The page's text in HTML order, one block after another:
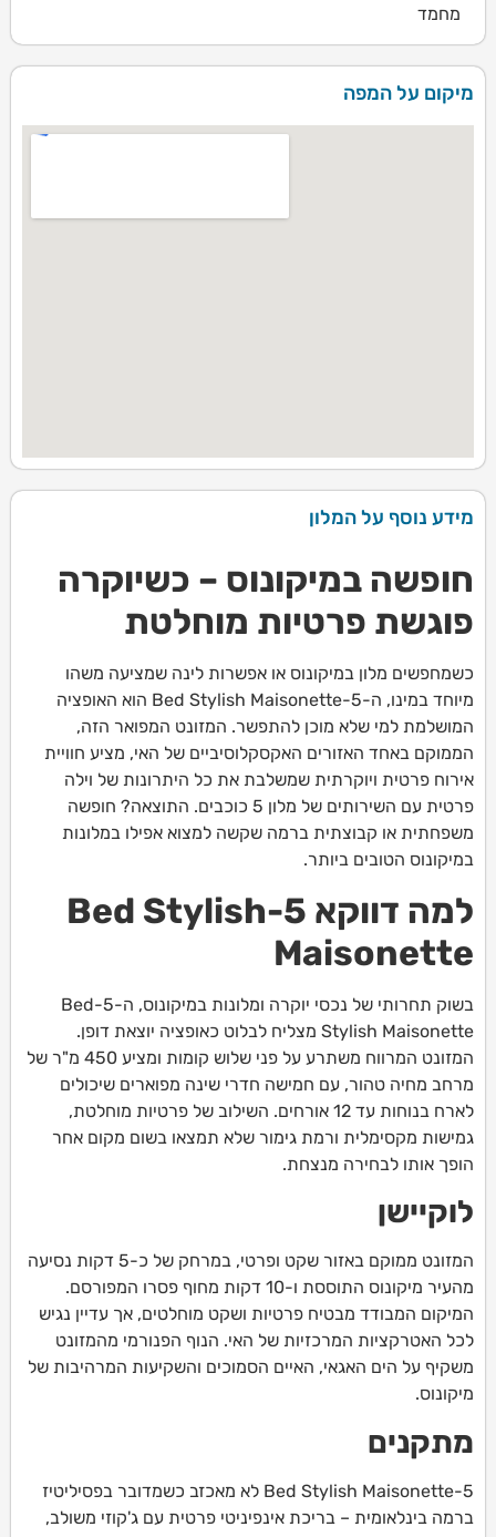
מחמד
מיקום על המפה
מידע נוסף על המלון
חופשה במיקונוס – כשיוקרה
פוגשת פרטיות מוחלטת
כשמחפשים מלון במיקונוס או אפשרות לינה שמציעה משהו
מיוחד במינו, ה-5-Bed Stylish Maisonette הוא האופציה
המושלמת למי שלא מוכן להתפשר. המזונט המפואר הזה,
הממוקם באחד האזורים האקסקלוסיביים של האי, מציע חוויית
אירוח פרטית ויוקרתית שמשלבת את כל היתרונות של וילה
פרטית עם השירותים של מלון 5 כוכבים. התוצאה? חופשה
משפחתית או קבוצתית ברמה שקשה למצוא אפילו במלונות
במיקונוס הטובים ביותר.
למה דווקא 5-Bed Stylish
Maisonette
בשוק תחרותי של נכסי יוקרה ומלונות במיקונוס, ה-5-Bed
Stylish Maisonette מצליח לבלוט כאופציה יוצאת דופן.
המזונט המרווח משתרע על פני שלוש קומות ומציע 450 מ"ר של
מרחב מחיה טהור, עם חמישה חדרי שינה מפוארים שיכולים
לארח בנוחות עד 12 אורחים. השילוב של פרטיות מוחלטת,
גמישות מקסימלית ורמת גימור שלא תמצאו בשום מקום אחר
הופך אותו לבחירה מנצחת.
לוקיישן
המזונט ממוקם באזור שקט ופרטי, במרחק של כ-5 דקות נסיעה
מהעיר מיקונוס התוססת ו-10 דקות מחוף פסרו המפורסם.
המיקום המבודד מבטיח פרטיות ושקט מוחלטים, אך עדיין נגיש
לכל האטרקציות המרכזיות של האי. הנוף הפנורמי מהמזונט
משקיף על הים האגאי, האיים הסמוכים והשקיעות המרהיבות של
מיקונוס.
מתקנים
5-Bed Stylish Maisonette לא מאכזב כשמדובר בפסיליטיז
ברמה בינלאומית – בריכת אינפיניטי פרטית עם ג'קוזי משולב,